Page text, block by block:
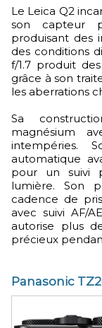
Le Leica Q2 incarne l'excellence photographique avec
son capteur
produisant des
des conditions
f/1.7 produit
grâce à son
les aberrations
Sa
magnésium
intempéries.
automatique
pour un suivi
lumière. Son
cadence de
avec suivi AF/
autorise plus
précieux
Panasonic